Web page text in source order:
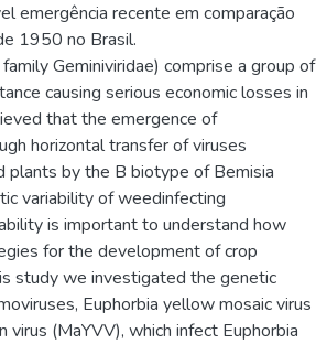
emergência recente em comparação
1950 no Brasil.
Geminiviridae) comprise a group of
causing serious economic losses in
that the emergence of
horizontal transfer of viruses
by the B biotype of Bemisia
variability of weedinfecting
is important to understand how
for the development of crop
study we investigated the genetic
Euphorbia yellow mosaic virus
(MaYVV), which infect Euphorbia